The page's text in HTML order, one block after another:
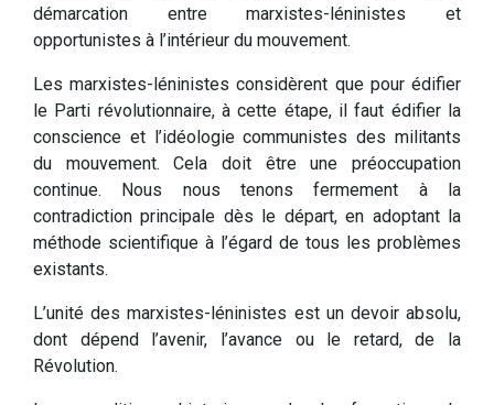
démarcation entre marxistes-léninistes et
opportunistes à l’intérieur du mouvement.
Les marxistes-léninistes considèrent que pour édifier
le Parti révolutionnaire, à cette étape, il faut édifier la
conscience et l’idéologie communistes des militants
du mouvement. Cela doit être une préoccupation
continue. Nous nous tenons fermement à la
contradiction principale dès le départ, en adoptant la
méthode scientifique à l’égard de tous les problèmes
existants.
L’unité des marxistes-léninistes est un devoir absolu,
dont dépend l’avenir, l’avance ou le retard, de la
Révolution.